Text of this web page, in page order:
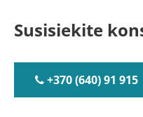
Susisiekite
+370 (640) 91 915